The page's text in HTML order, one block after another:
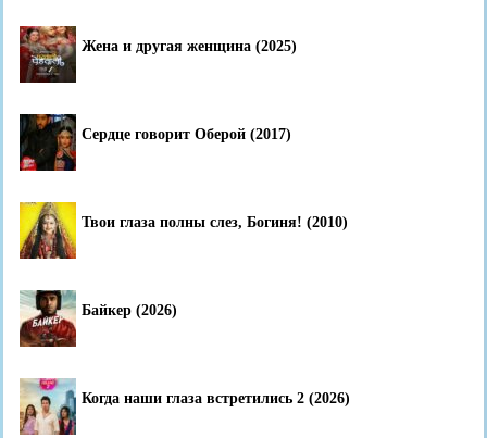
Жена и другая женщина (2025)
Сердце говорит Оберой (2017)
Твои глаза полны слез, Богиня! (2010)
Байкер (2026)
Когда наши глаза встретились 2 (2026)